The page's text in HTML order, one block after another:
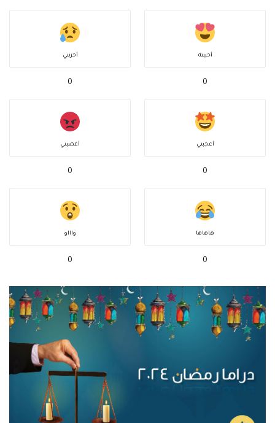
أحببته
0
أحزنني
0
أعجبني
0
أغضبني
0
هاهاها
0
واااو
0